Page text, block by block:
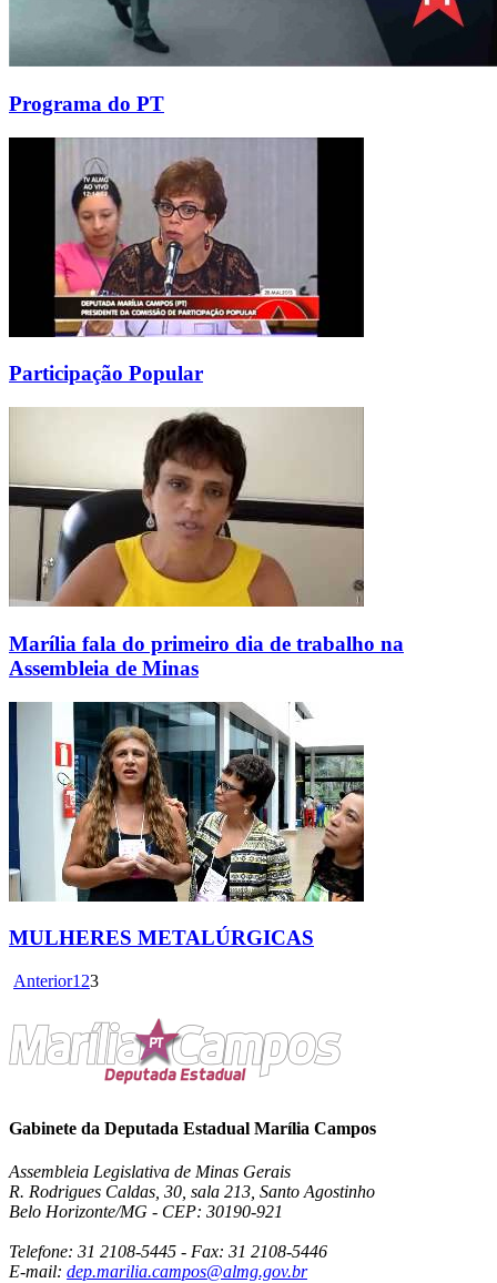
Programa do PT
Participação Popular
Marília fala do primeiro dia de trabalho na
Assembleia de Minas
MULHERES METALÚRGICAS
Anterior1 23
Gabinete da Deputada Estadual Marília Campos
Assembleia Legislativa de Minas Gerais
R. Rodrigues Caldas, 30, sala 213, Santo Agostinho
Belo Horizonte/MG - CEP: 30190-921
Telefone: 31 2108-5445 - Fax: 31 2108-5446
E-mail: dep.marilia.campos@almg.gov.br